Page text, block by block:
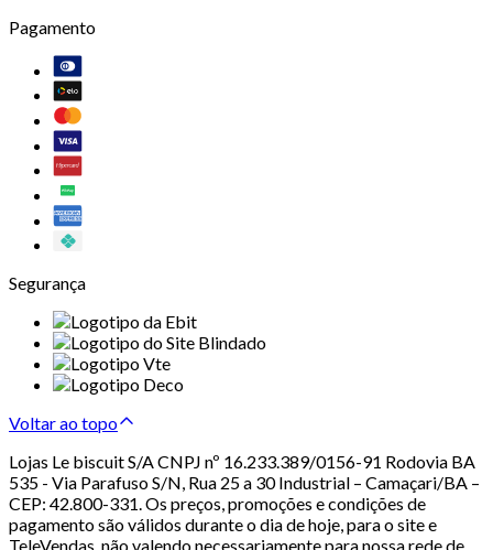
Pagamento
Segurança
Voltar ao topo
Lojas Le biscuit S/A CNPJ nº 16.233.389/0156-91 Rodovia BA
535 - Via Parafuso S/N, Rua 25 a 30 Industrial – Camaçari/BA –
CEP: 42.800-331. Os preços, promoções e condições de
pagamento são válidos durante o dia de hoje, para o site e
TeleVendas, não valendo necessariamente para nossa rede de